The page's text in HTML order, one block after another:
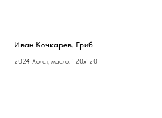
Иван Кочкарев. Гриб
2024 Холст, масло. 120х120